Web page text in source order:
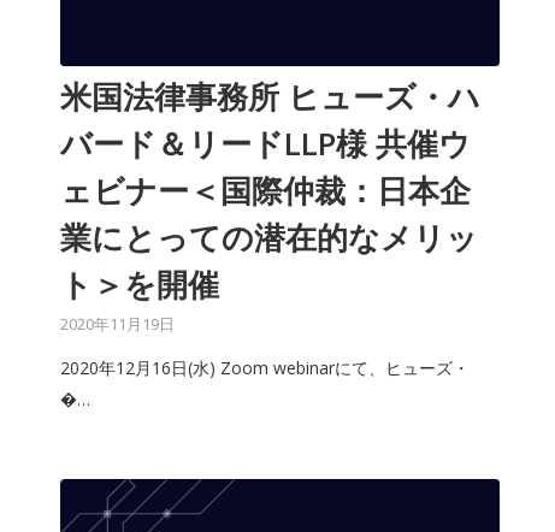
米国法律事務所 ヒューズ・ハ
バード＆リードLLP様 共催ウ
ェビナー＜国際仲裁：日本企
業にとっての潜在的なメリッ
ト＞を開催
2020年11月19日
2020年12月16日(水) Zoom webinarにて、ヒューズ・
�…